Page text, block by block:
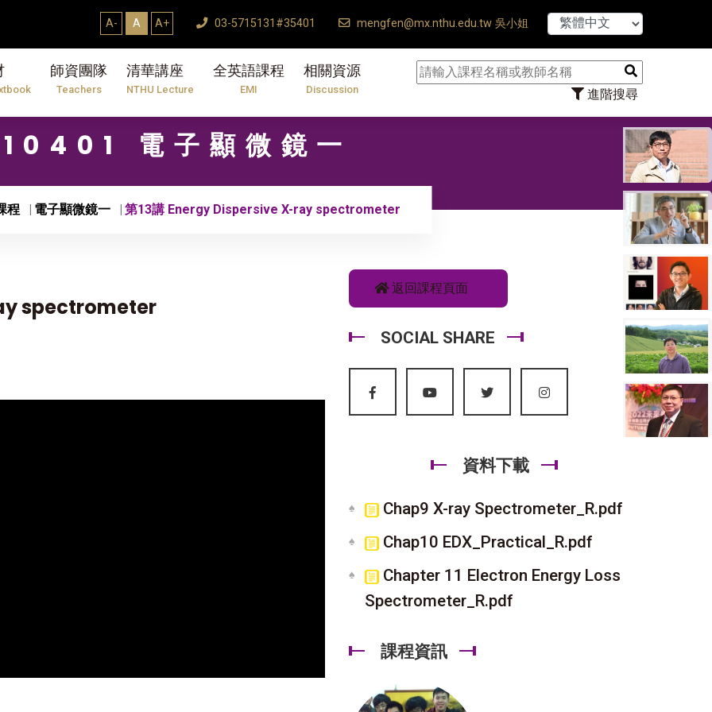
A- A A+ 03-5715131#35401 mengfen@mx.nthu.edu.tw 吳小姐
師資團隊
Teachers
清華講座
NTHU Lecture
全英語課程
EMI
相關資源
Discussion 進階搜尋
【7/31】114
10401 電子顯微鏡一
程 電子顯微鏡一 第13講 Energy Dispersive X-ray spectrometer
spectrometer
返回課程頁面
SOCIAL SHARE
資料下載
Chap9 X-ray Spectrometer_R.pdf
Chap10 EDX_Practical_R.pdf
Chapter 11 Electron Energy Loss
Spectrometer_R.pdf
課程資訊